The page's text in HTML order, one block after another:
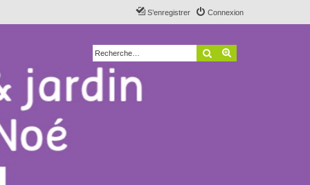
Connexion
S’enregistrer
Rechercher